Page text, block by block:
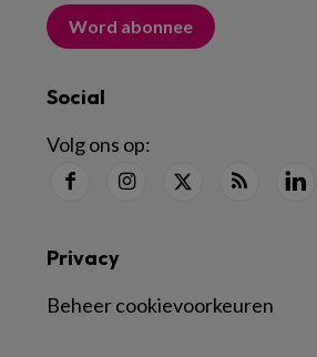
Word abonnee
Social
Volg ons op:
Privacy
Beheer cookievoorkeuren